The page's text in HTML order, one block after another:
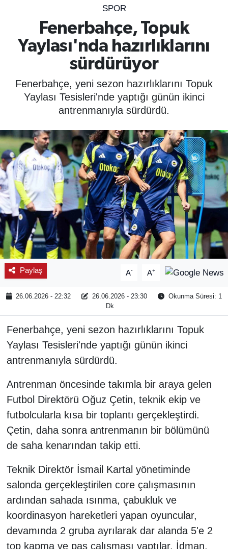
SPOR
Fenerbahçe, Topuk
Yaylası'nda hazırlıklarını
sürdürüyor
Fenerbahçe, yeni sezon hazırlıklarını Topuk
Yaylası Tesisleri'nde yaptığı günün ikinci
antrenmanıyla sürdürdü.
Paylaş A- A+
26.06.2026 - 22:32 26.06.2026 - 23:30
Okunma Süresi: 1
Dk
Fenerbahçe, yeni sezon hazırlıklarını Topuk
Yaylası Tesisleri'nde yaptığı günün ikinci
antrenmanıyla sürdürdü.
Antrenman öncesinde takımla bir araya gelen
Futbol Direktörü Oğuz Çetin, teknik ekip ve
futbolcularla kısa bir toplantı gerçekleştirdi.
Çetin, daha sonra antrenmanın bir bölümünü
de saha kenarından takip etti.
Teknik Direktör İsmail Kartal yönetiminde
salonda gerçekleştirilen core çalışmasının
ardından sahada ısınma, çabukluk ve
koordinasyon hareketleri yapan oyuncular,
devamında 2 gruba ayrılarak dar alanda 5'e 2
top kapma ve pas çalışması yaptılar. İdman,
ÇEVRE
BİLİM - TEKNOLOJİ
KÜLTÜR SANAT
MAGAZİN